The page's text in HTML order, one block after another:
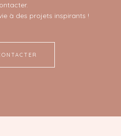
à des projets inspirants !